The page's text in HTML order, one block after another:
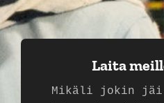
Laita
Mikäli jokin jäi